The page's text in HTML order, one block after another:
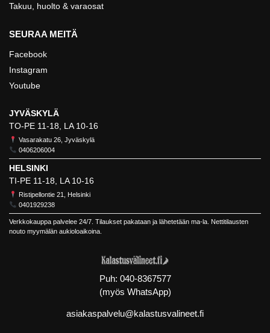
Takuu, huolto & varaosat
SEURAA MEITÄ
Facebook
Instagram
Youtube
JYVÄSKYLÄ
TO-PE 11-18, LA 10-16
Vasarakatu 26, Jyväskylä
0406206004
HELSINKI
TI-PE 11-18, LA 10-16
Ristipellontie 21, Helsinki
0401929238
Verkkokauppa palvelee 24/7. Tilaukset pakataan ja lähetetään ma-la. Nettitilausten
nouto myymälän aukioloaikoina.
Puh: 040-8367577
(myös WhatsApp)
asiakaspalvelu@kalastusvalineet.fi